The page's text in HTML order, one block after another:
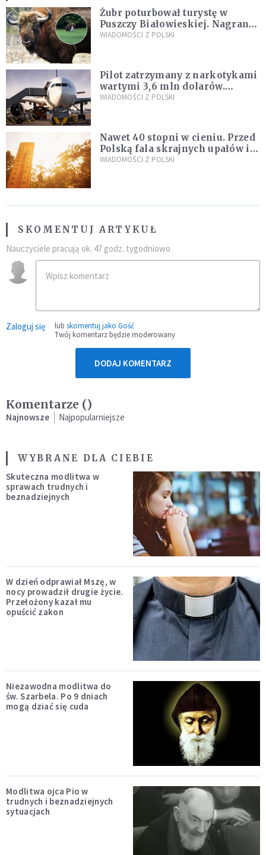
Żubr poturbował turystę w
Puszczy Białowieskiej. Nagranie
daje do myślenia
WIADOMOŚCI Z POLSKI
Pilot zatrzymany z narkotykami
wartymi 3,6 mln dolarów.
Śledczy podejrzewają, że latał
WIADOMOŚCI Z POLSKI
Nawet 40 stopni w cieniu. Przed
Polską fala skrajnych upałów i
gwałtowne burze
WIADOMOŚCI Z POLSKI
SKOMENTUJ ARTYKUŁ
Nauczyciele pracują ok. 47 godz. tygodniowo
Zaloguj się lub skomentuj jako Gość
Twój komentarz będzie moderowany
DODAJ KOMENTARZ
Komentarze ()
Najnowsze Najpopularniejsze
WYBRANE DLA CIEBIE
Skuteczna modlitwa w
sprawach trudnych i
beznadziejnych
W dzień odprawiał Mszę, w
nocy prowadził drugie życie.
Przełożony kazał mu
opuścić zakon
Niezawodna modlitwa do
św. Szarbela. Po 9 dniach
mogą dziać się cuda
Modlitwa ojca Pio w
trudnych i beznadziejnych
sytuacjach